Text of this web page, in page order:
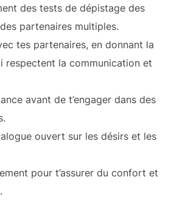
des tests de dépistage des
partenaires multiples.
tes partenaires, en donnant la
respectent la communication et
avant de t’engager dans des
ouvert sur les désirs et les
pour t’assurer du confort et